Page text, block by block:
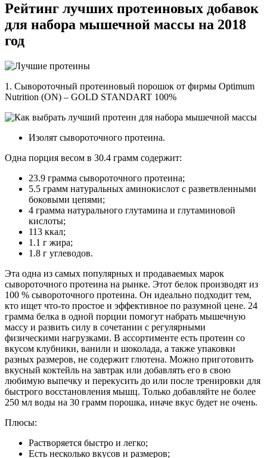
Рейтинг лучших протеиновых добавок
для набора мышечной массы на 2018
год
1. Сывороточный протеиновый порошок от фирмы Optimum
Nutrition (ON) – GOLD STANDART 100%
Изолят сывороточного протеина.
Одна порция весом в 30.4 грамм содержит:
23.9 грамма сывороточного протеина;
5.5 грамм натуральных аминокислот с разветвленными
боковыми цепями;
4 грамма натурального глутамина и глутаминовой
кислоты;
113 ккал;
1.1 г жира;
1.8 г углеводов.
Эта одна из самых популярных и продаваемых марок
сывороточного протеина на рынке. Этот белок производят из
100 % сывороточного протеина. Он идеально подходит тем,
кто ищет что-то простое и эффективное по разумной цене. 24
грамма белка в одной порции помогут набрать мышечную
массу и развить силу в сочетании с регулярными
физическими нагрузками. В ассортименте есть протеин со
вкусом клубники, ванили и шоколада, а также упаковки
разных размеров, не содержит глютена. Можно приготовить
вкусный коктейль на завтрак или добавлять его в свою
любимую выпечку и перекусить до или после тренировки для
быстрого восстановления мышц. Только добавляйте не более
250 мл воды на 30 грамм порошка, иначе вкус будет не очень.
Плюсы:
Растворяется быстро и легко;
Есть несколько вкусов и размеров;